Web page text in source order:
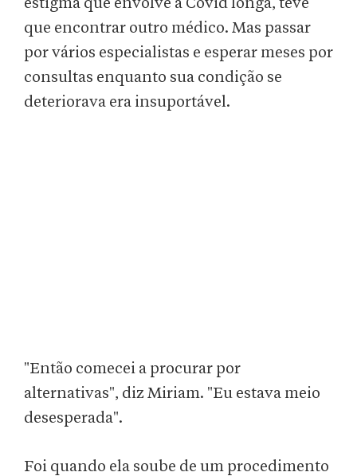
estigma que envolve a Covid longa, teve
que encontrar outro médico. Mas passar
por vários especialistas e esperar meses por
consultas enquanto sua condição se
deteriorava era insuportável.
"Então comecei a procurar por
alternativas", diz Miriam. "Eu estava meio
desesperada".
Foi quando ela soube de um procedimento